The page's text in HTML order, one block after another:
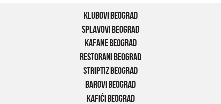
Klubovi Beograd
Splavovi Beograd
Kafane Beograd
Restorani Beograd
Striptiz Beograd
Barovi Beograd
Kafići Beograd